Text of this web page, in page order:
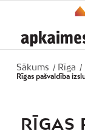
Sākums / Rīga
/
Rīgas pašvaldība
RĪGAS